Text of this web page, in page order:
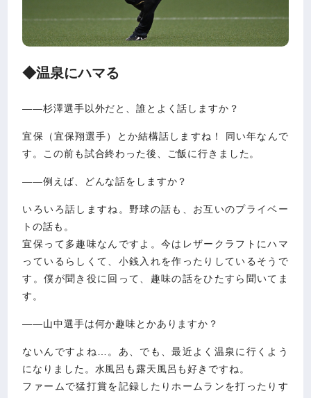
◆温泉にハマる
――杉澤選手以外だと、誰とよく話しますか？
宜保（宜保翔選手）とか結構話しますね！ 同い年なんで
す。この前も試合終わった後、ご飯に行きました。
――例えば、どんな話をしますか？
いろいろ話しますね。野球の話も、お互いのプライベー
トの話も。
宜保って多趣味なんですよ。今はレザークラフトにハマ
っているらしくて、小銭入れを作ったりしているそうで
す。僕が聞き役に回って、趣味の話をひたすら聞いてま
す。
――山中選手は何か趣味とかありますか？
ないんですよね…。あ、でも、最近よく温泉に行くよう
になりました。水風呂も露天風呂も好きですね。
ファームで猛打賞を記録したりホームランを打ったりす